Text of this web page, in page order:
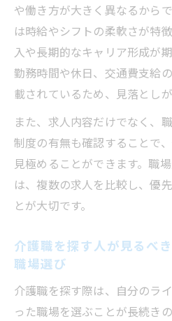
や働き方が大きく異なるから
は時給やシフトの柔軟さが特
入や長期的なキャリア形成が
勤務時間や休日、交通費支給
載されているため、見落とし
また、求人内容だけでなく、
制度の有無も確認することで
見極めることができます。職
は、複数の求人を比較し、優
とが大切です。
介護職を探す人が見るべ
職場選び
介護職を探す際は、自分のラ
った職場を選ぶことが長続き